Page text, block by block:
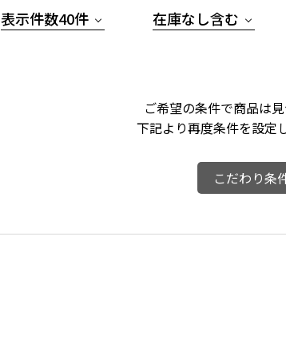
表示件数40件 在庫なし含む
ご希望の条件で商品は
下記より再度条件を設定
こだわり条